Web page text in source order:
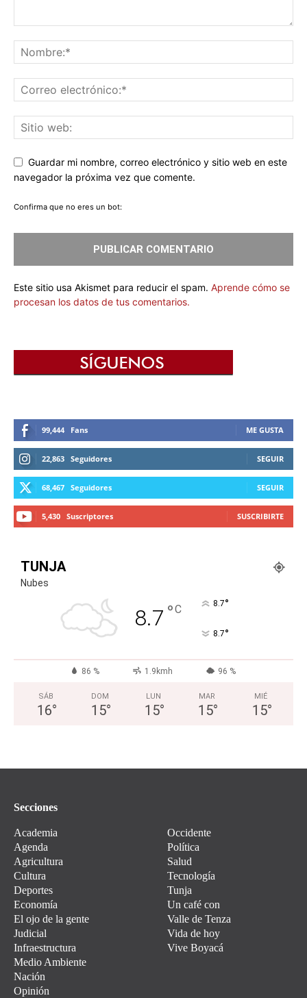
Guardar mi nombre, correo electrónico y sitio web en este
navegador la próxima vez que comente.
Confirma que no eres un bot:
Este sitio usa Akismet para reducir el spam. Aprende cómo se
procesan los datos de tus comentarios.
99,444 Fans ME GUSTA
22,863 Seguidores SEGUIR
68,467 Seguidores SEGUIR
5,430 Suscriptores SUSCRIBIRTE
TUNJA
Nubes
8.7 °C 8.7°
8.7°
86 % 1.9kmh 96 %
SÁB
16°
DOM
15°
LUN
15°
MAR
15°
MIÉ
15°
Secciones
Academia
Agenda
Agricultura
Cultura
Deportes
Economía
El ojo de la gente
Judicial
Infraestructura
Medio Ambiente
Nación
Opinión
Occidente
Política
Salud
Tecnología
Tunja
Un café con
Valle de Tenza
Vida de hoy
Vive Boyacá